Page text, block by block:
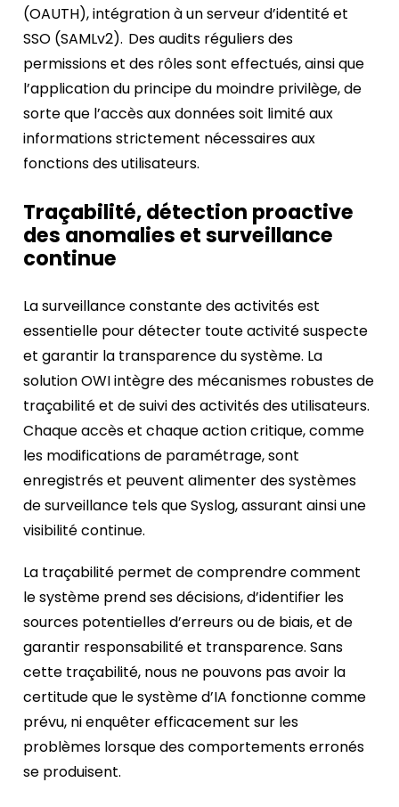
(OAUTH), intégration à un serveur d’identité et
SSO (SAMLv2). Des audits réguliers des
permissions et des rôles sont effectués, ainsi que
l’application du principe du moindre privilège, de
sorte que l’accès aux données soit limité aux
informations strictement nécessaires aux
fonctions des utilisateurs.
Traçabilité, détection proactive
des anomalies et surveillance
continue
La surveillance constante des activités est
essentielle pour détecter toute activité suspecte
et garantir la transparence du système. La
solution OWI intègre des mécanismes robustes de
traçabilité et de suivi des activités des utilisateurs.
Chaque accès et chaque action critique, comme
les modifications de paramétrage, sont
enregistrés et peuvent alimenter des systèmes
de surveillance tels que Syslog, assurant ainsi une
visibilité continue.
La traçabilité permet de comprendre comment
le système prend ses décisions, d’identifier les
sources potentielles d’erreurs ou de biais, et de
garantir responsabilité et transparence. Sans
cette traçabilité, nous ne pouvons pas avoir la
certitude que le système d’IA fonctionne comme
prévu, ni enquêter efficacement sur les
problèmes lorsque des comportements erronés
se produisent.